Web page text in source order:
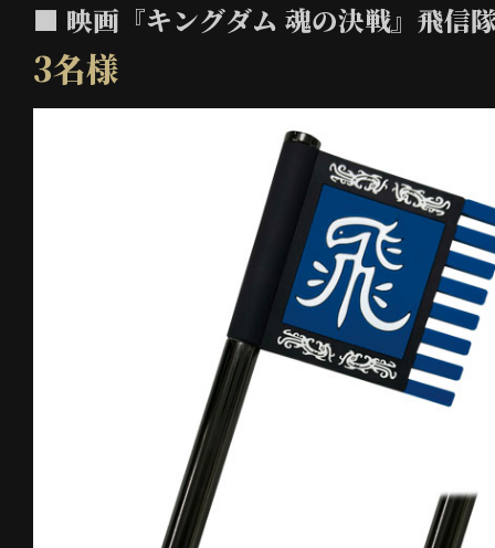
■ 映画『キングダム 魂の決戦』飛信
3名様